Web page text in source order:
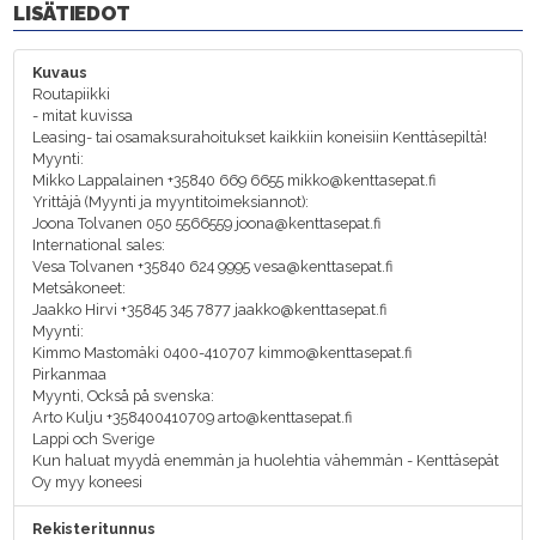
LISÄTIEDOT
Kuvaus
Routapiikki
- mitat kuvissa
Leasing- tai osamaksurahoitukset kaikkiin koneisiin Kenttäsepiltä!
Myynti:
Mikko Lappalainen +35840 669 6655 mikko@kenttasepat.fi
Yrittäjä (Myynti ja myyntitoimeksiannot):
Joona Tolvanen 050 5566559 joona@kenttasepat.fi
International sales:
Vesa Tolvanen +35840 624 9995 vesa@kenttasepat.fi
Metsäkoneet:
Jaakko Hirvi +35845 345 7877 jaakko@kenttasepat.fi
Myynti:
Kimmo Mastomäki 0400-410707 kimmo@kenttasepat.fi
Pirkanmaa
Myynti, Också på svenska:
Arto Kulju +358400410709 arto@kenttasepat.fi
Lappi och Sverige
Kun haluat myydä enemmän ja huolehtia vähemmän - Kenttäsepät
Oy myy koneesi
Rekisteritunnus